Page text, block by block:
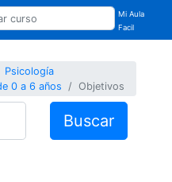
Mi Aula
Facil
Psicología
0 a 6 años
Objetivos
Buscar